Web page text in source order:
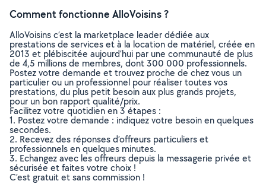
Comment fonctionne AlloVoisins ?
AlloVoisins c’est la marketplace leader dédiée aux
prestations de services et à la location de matériel, créée en
2013 et plébiscitée aujourd’hui par une communauté de plus
de 4,5 millions de membres, dont 300 000 professionnels.
Postez votre demande et trouvez proche de chez vous un
particulier ou un professionnel pour réaliser toutes vos
prestations, du plus petit besoin aux plus grands projets,
pour un bon rapport qualité/prix.
Facilitez votre quotidien en 3 étapes :
1. Postez votre demande : indiquez votre besoin en quelques
secondes.
2. Recevez des réponses d’offreurs particuliers et
professionnels en quelques minutes.
3. Echangez avec les offreurs depuis la messagerie privée et
sécurisée et faites votre choix !
C’est gratuit et sans commission !